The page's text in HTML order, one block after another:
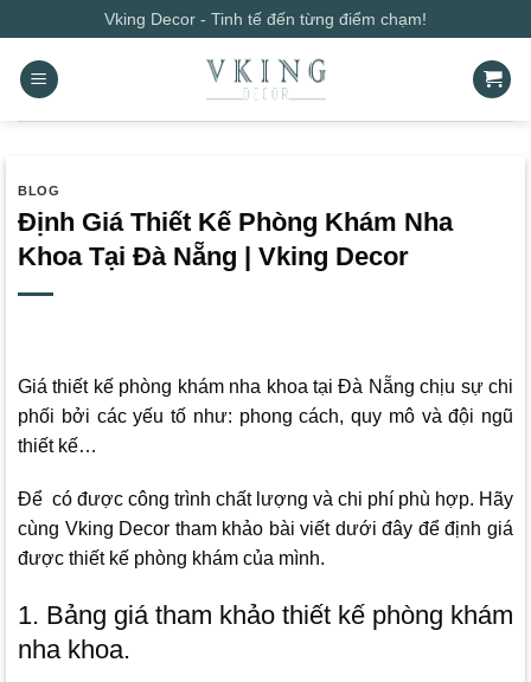
qua
nội
dung
Vking Decor - Tinh tế đến từng điểm chạm!
BLOG
Định Giá Thiết Kế Phòng Khám Nha
Khoa Tại Đà Nẵng | Vking Decor
Giá thiết kế phòng khám nha khoa tại Đà Nẵng chịu sự chi
phối bởi các yếu tố như: phong cách, quy mô và đội ngũ
thiết kế…
Để có được công trình chất lượng và chi phí phù hợp. Hãy
cùng Vking Decor tham khảo bài viết dưới đây để định giá
được thiết kế phòng khám của mình.
1. Bảng giá tham khảo thiết kế phòng khám
nha khoa.